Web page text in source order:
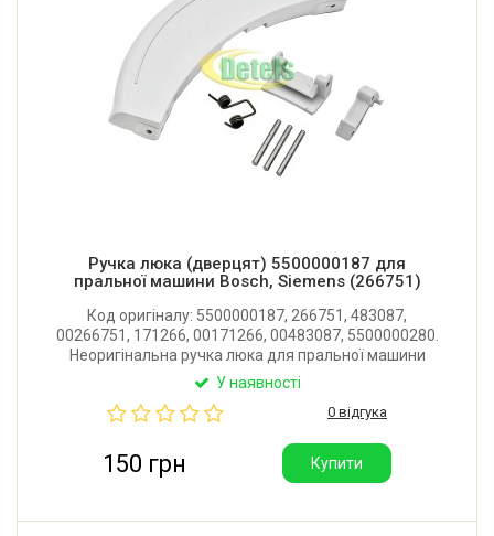
Ручка люка (дверцят) 5500000187 для
пральної машини Bosch, Siemens (266751)
Код оригіналу: 5500000187, 266751, 483087,
00266751, 171266, 00171266, 00483087, 5500000280.
Неоригінальна ручка люка для пральної машини
Bosch, Siemens. Колір: білий. Виробник: Туреччина.
У наявності
0 відгука
150 грн Купити